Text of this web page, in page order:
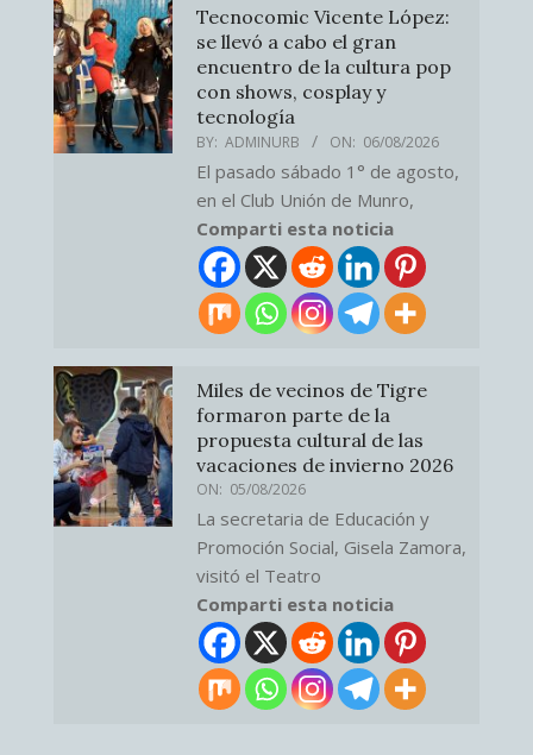
Tecnocomic Vicente López:
se llevó a cabo el gran
encuentro de la cultura pop
con shows, cosplay y
tecnología
BY: ADMINURB ON: 06/08/2026
El pasado sábado 1° de agosto,
en el Club Unión de Munro,
Comparti esta noticia
Miles de vecinos de Tigre
formaron parte de la
propuesta cultural de las
vacaciones de invierno 2026
ON: 05/08/2026
La secretaria de Educación y
Promoción Social, Gisela Zamora,
visitó el Teatro
Comparti esta noticia